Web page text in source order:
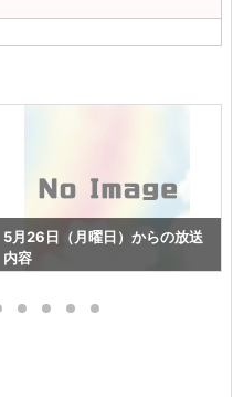
5月26日（月曜日）からの放送
内容